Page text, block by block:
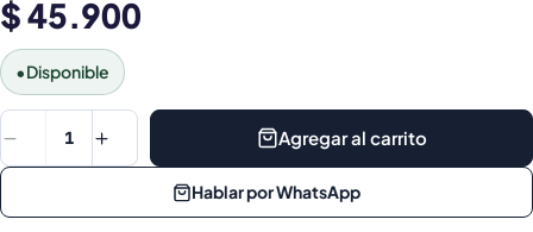
$ 45.900
•Disponible
1 Agregar al carrito
Hablar por WhatsApp